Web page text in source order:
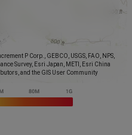
P Corp., GEBCO, USGS, FAO, NPS,
Survey, Esri Japan, METI, Esri China
and the GIS User Community